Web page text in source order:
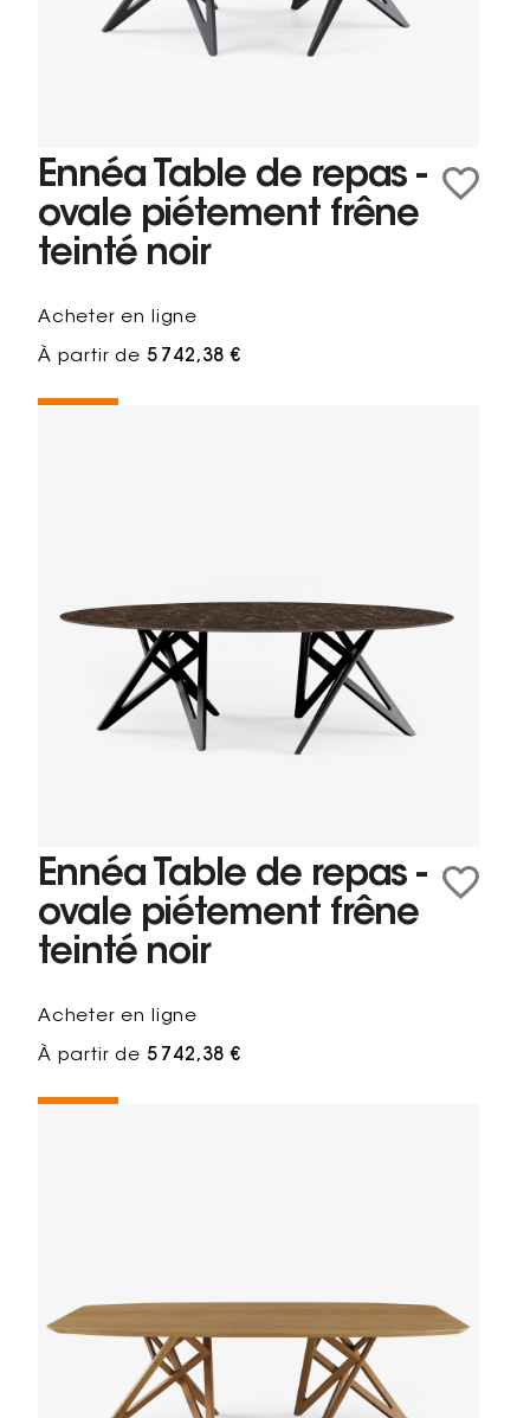
Ennéa Table de repas -
ovale piétement frêne
teinté noir
Acheter en ligne
À partir de 5 742,38 €
Ennéa Table de repas -
ovale piétement frêne
teinté noir
Acheter en ligne
À partir de 5 742,38 €